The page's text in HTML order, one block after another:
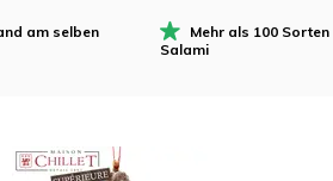
am selben
Mehr als 100 Sorten
Salami